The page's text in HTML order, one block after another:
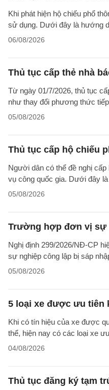
Khi phát hiện hộ chiếu phổ
sử dụng. Dưới đây là hướng
06/08/2026
Thủ tục cấp thẻ nhà
Từ ngày 01/7/2026, thủ tục
như thay đổi phương thức
05/08/2026
Thủ tục cấp hộ chiếu
Người dân có thể đề nghị
vụ công quốc gia. Dưới đây
05/08/2026
Trường hợp đơn vị sự
Nghị định 299/2026/NĐ-CP
sự nghiệp công lập bị sáp
05/08/2026
5 loại xe được ưu tiên
Khi có tín hiệu của xe được
thể, hiện nay có các loại xe
04/08/2026
Thủ tục đăng ký tạm